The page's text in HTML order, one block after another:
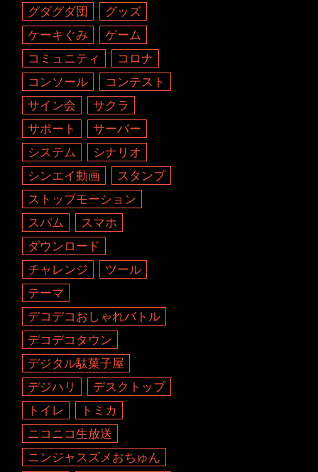
グダグダ団
グッズ
ケーキぐみ
ゲーム
コミュニティ
コロナ
コンソール
コンテスト
サイン会
サクラ
サポート
サーバー
システム
シナリオ
シンエイ動画
スタンプ
ストップモーション
スパム
スマホ
ダウンロード
チャレンジ
ツール
テーマ
デコデコおしゃれバトル
デコデコタウン
デジタル駄菓子屋
デジハリ
デスクトップ
トイレ
トミカ
ニコニコ生放送
ニンジャスズメおちゅん